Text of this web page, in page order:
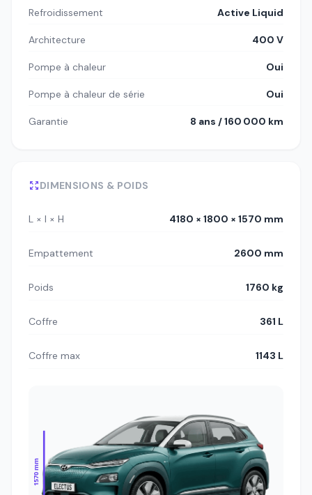
Refroidissement Active Liquid
Architecture 400 V
Pompe à chaleur Oui
Pompe à chaleur de série Oui
Garantie 8 ans / 160 000 km
DIMENSIONS & POIDS
L × l × H 4180 × 1800 × 1570 mm
Empattement 2600 mm
Poids 1760 kg
Coffre 361 L
Coffre max 1143 L
1570 mm